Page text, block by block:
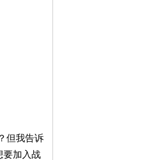
但我告诉
要加入战